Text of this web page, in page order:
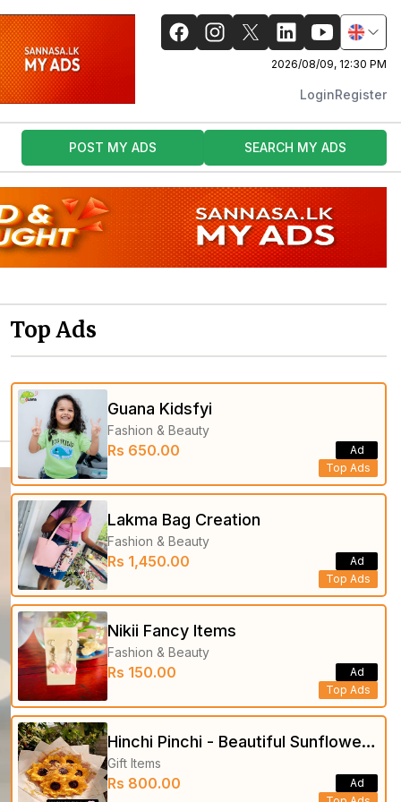
2026/08/09, 12:30 PM
LoginRegister
POST MY ADS SEARCH MY ADS
Top Ads
Guana Kidsfyi
Fashion & Beauty
Rs 650.00
Top Ads
Ad
Lakma Bag Creation
Fashion & Beauty
Rs 1,450.00
Top Ads
Ad
Nikii Fancy Items
Fashion & Beauty
Rs 150.00
Top Ads
Ad
Hinchi Pinchi - Beautiful Sunflower
Bouquets
Gift Items
Rs 800.00 Ad